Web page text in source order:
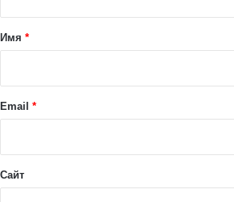
а
й
Имя *
Email *
Сайт